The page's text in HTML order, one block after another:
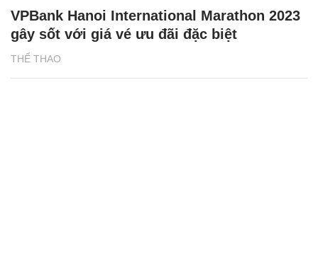
THỂ THAO
VPBank Hanoi International Marathon 2023
gây sốt với giá vé ưu đãi đặc biệt